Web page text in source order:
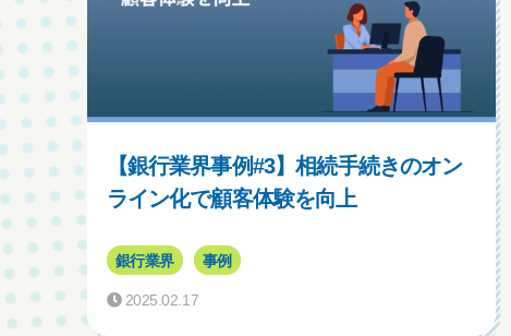
【銀行業界事例#3】相続手続きのオン
ライン化で顧客体験を向上
銀行業界 事例
2025.02.17